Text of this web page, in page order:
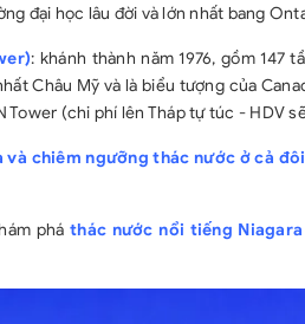
đại học lâu đời và lớn nhất bang
: khánh thành năm 1976, gồm 147
Châu Mỹ và là biểu tượng của
(chi phí lên Tháp tự túc - HDV
và chiêm ngưỡng thác nước ở cả
pháthác nước nổi tiếng Niagara